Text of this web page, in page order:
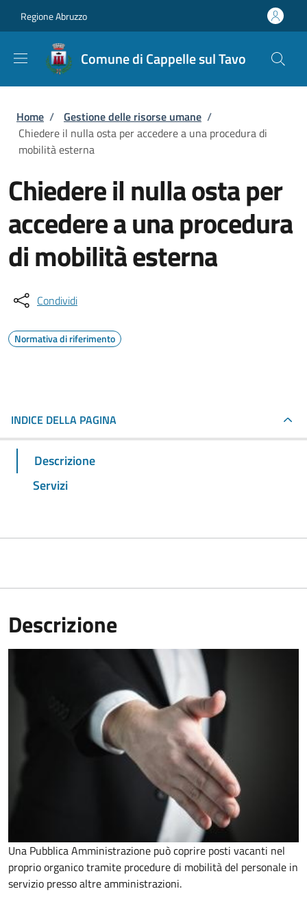
Regione Abruzzo
Comune di Cappelle sul Tavo
Briciole di pane
Home / Gestione delle risorse umane /
Chiedere il nulla osta per accedere a una procedura di
mobilità esterna
Chiedere il nulla osta per
accedere a una procedura
di mobilità esterna
Condividi
Normativa di riferimento
INDICE DELLA PAGINA
Descrizione
Servizi
Descrizione
Una Pubblica Amministrazione può coprire posti vacanti nel
proprio organico tramite procedure di mobilità del personale in
servizio presso altre amministrazioni.